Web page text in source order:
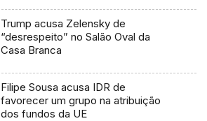
Trump acusa Zelensky de
“desrespeito” no Salão Oval da
Casa Branca
Filipe Sousa acusa IDR de
favorecer um grupo na atribuição
dos fundos da UE